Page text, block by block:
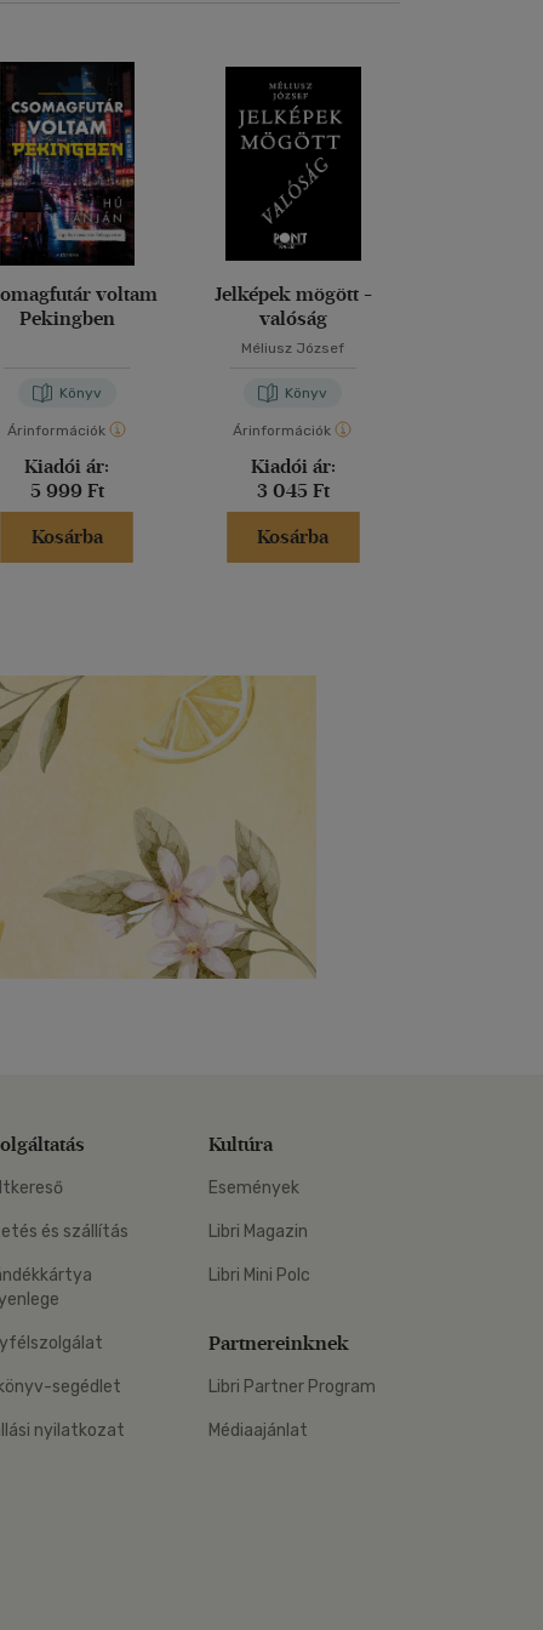
voltam
Pekingben
Könyv
Árinformációk
Kiadói ár:
5 999 Ft
Kosárba
Jelképek mögött -
valóság
Méliusz József
Könyv
Árinformációk
Kiadói ár:
3 045 Ft
Kosárba
és szállítás
segédlet
nyilatkozat
Kultúra
Események
Libri Magazin
Libri Mini Polc
Partnereinknek
Libri Partner Program
Médiaajánlat